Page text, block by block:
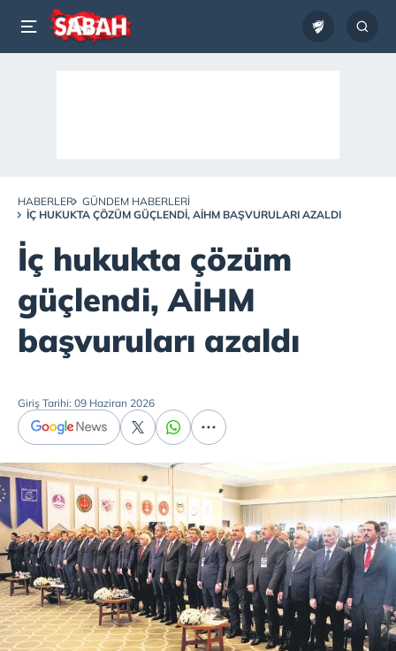
HABERLER
GÜNDEM HABERLERI
İÇ HUKUKTA ÇÖZÜM GÜÇLENDI, AİHM BAŞVURULARI AZALDI
İç hukukta çözüm
güçlendi, AİHM
başvuruları azaldı
Giriş Tarihi: 09 Haziran 2026